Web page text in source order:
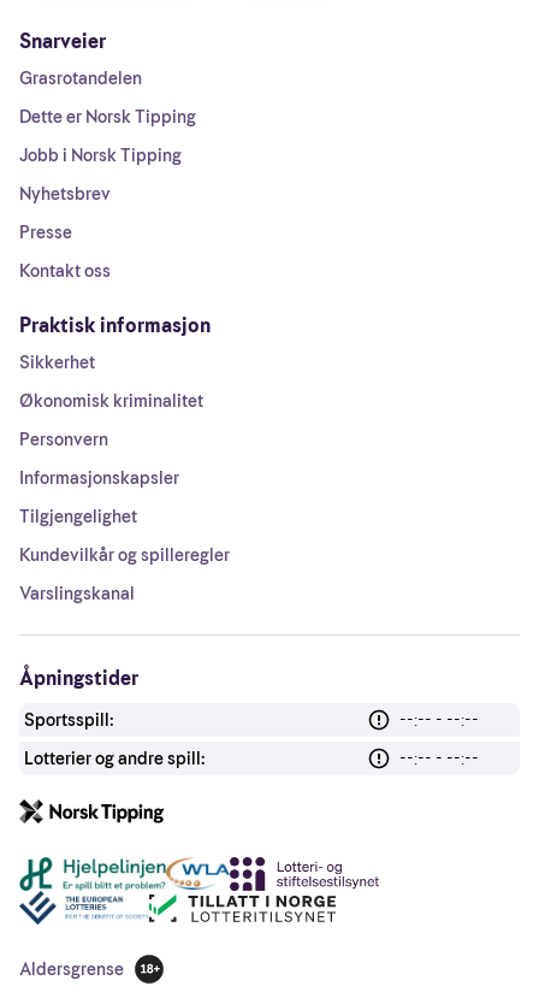
Snarveier
Grasrotandelen
Dette er Norsk Tipping
Jobb i Norsk Tipping
Nyhetsbrev
Presse
Kontakt oss
Praktisk informasjon
Sikkerhet
Økonomisk kriminalitet
Personvern
Informasjonskapsler
Tilgjengelighet
Kundevilkår og spilleregler
Varslingskanal
Åpningstider
Sportsspill:
--:-- - --:--
Lotterier og andre spill:
--:-- - --:--
Andre lenker
Aldersgrense
18 år